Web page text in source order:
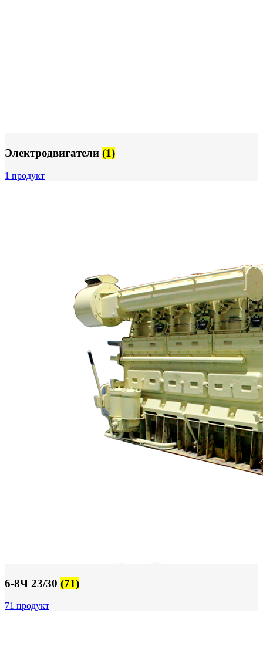
Электродвигатели (1)
1 продукт
6-8Ч 23/30 (71)
71 продукт